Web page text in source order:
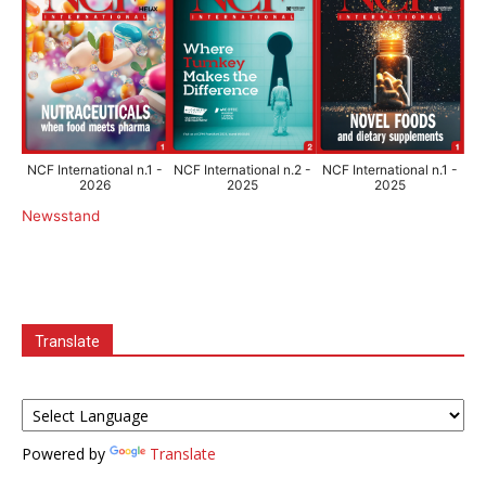
NCF International n.1 -
2026
NCF International n.2 -
2025
NCF International n.1 -
2025
Newsstand
Translate
Powered by Translate